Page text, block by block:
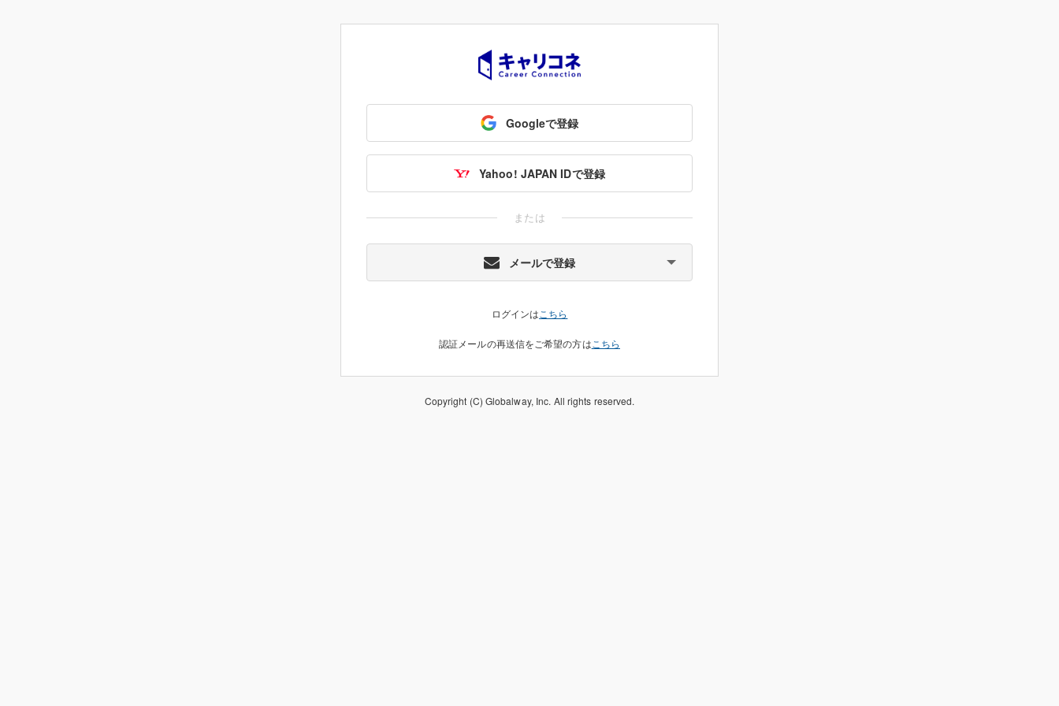
Googleで登録
Yahoo! JAPAN IDで登録
または
メールで登録
ログインは こちら
認証メールの再送信をご希望の方は こちら
Copyright (C) Globalway, Inc. All rights reserved.